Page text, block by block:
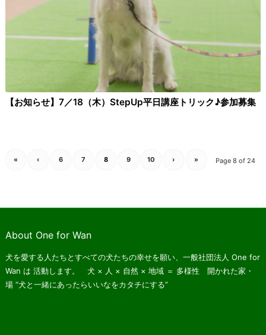
【お知らせ】7／18（木）StepUp平日講座トリック♪参加募集
Page 8 of 24
« ‹ 6 7 8 9 10 › »
About One for Wan
犬を愛する人たちとすべての犬たちの幸せを願い、一般社団法人 One for
Wan は 活動します。 犬 × 人 × 自然 × 地域 ＝ 多様性 開かれた家・
場“犬と一緒にあったらいいなをカタチにする”